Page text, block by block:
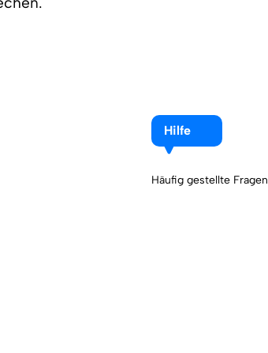
Hilfe
Häufig gestellte Fragen